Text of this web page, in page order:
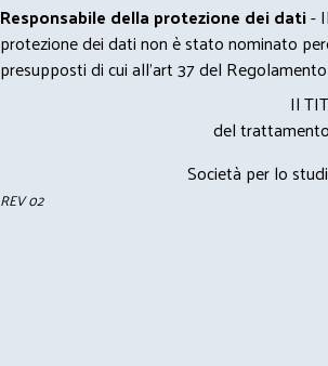
Responsabile della protezione dei dati-
protezione dei dati non è stato nominato
presupposti di cui all’art 37 del
Il
del
Società per lo
REV 02